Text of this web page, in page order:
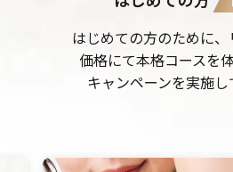
はじめての方のために
価格にて本格コースを
キャンペーンを実施し